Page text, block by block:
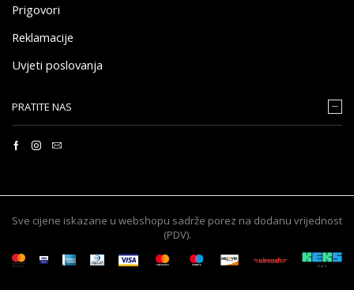
Prigovori
Reklamacije
Uvjeti poslovanja
PRATITE NAS
Sve cijene iskazane u webshopu sadrže porez na dodanu vrijednost
(PDV).